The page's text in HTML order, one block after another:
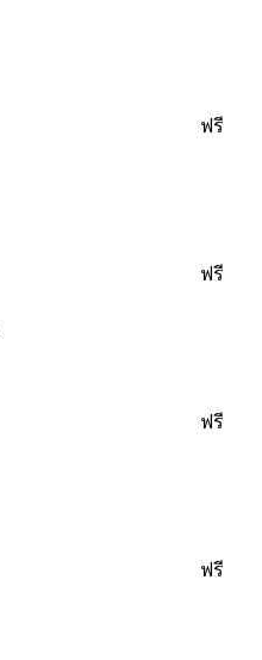
ฟรี
ฟรี
ฟรี
ฟรี